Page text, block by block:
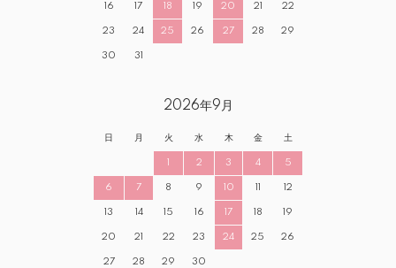
16 17 18 19 20 21 22
23 24 25 26 27 28 29
30 31
2026年9月
日 月 火 水 木 金 土
1 2 3 4 5
6 7 8 9 10 11 12
13 14 15 16 17 18 19
20 21 22 23 24 25 26
27 28 29 30